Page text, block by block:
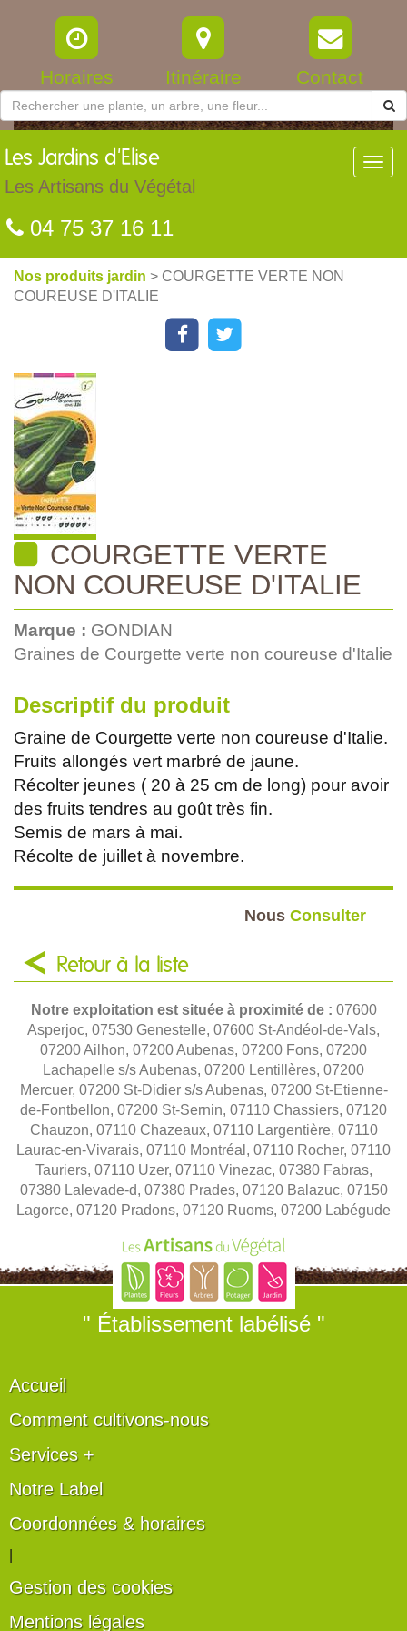
Horaires Itinéraire Contact
Les Jardins d'Elise
Les Artisans du Végétal
04 75 37 16 11
Nos produits jardin > COURGETTE VERTE NON
COUREUSE D'ITALIE
COURGETTE VERTE
NON COUREUSE D'ITALIE
Marque : GONDIAN
Graines de Courgette verte non coureuse d'Italie
Descriptif du produit
Graine de Courgette verte non coureuse d'Italie.
Fruits allongés vert marbré de jaune.
Récolter jeunes ( 20 à 25 cm de long) pour avoir
des fruits tendres au goût très fin.
Semis de mars à mai.
Récolte de juillet à novembre.
Nous Consulter
Retour à la liste
Notre exploitation est située à proximité de : 07600
Asperjoc, 07530 Genestelle, 07600 St-Andéol-de-Vals,
07200 Ailhon, 07200 Aubenas, 07200 Fons, 07200
Lachapelle s/s Aubenas, 07200 Lentillères, 07200
Mercuer, 07200 St-Didier s/s Aubenas, 07200 St-Etienne-
de-Fontbellon, 07200 St-Sernin, 07110 Chassiers, 07120
Chauzon, 07110 Chazeaux, 07110 Largentière, 07110
Laurac-en-Vivarais, 07110 Montréal, 07110 Rocher, 07110
Tauriers, 07110 Uzer, 07110 Vinezac, 07380 Fabras,
07380 Lalevade-d, 07380 Prades, 07120 Balazuc, 07150
Lagorce, 07120 Pradons, 07120 Ruoms, 07200 Labégude
" Établissement labélisé "
Accueil
Comment cultivons-nous
Services +
Notre Label
Coordonnées & horaires
Gestion des cookies
Mentions légales